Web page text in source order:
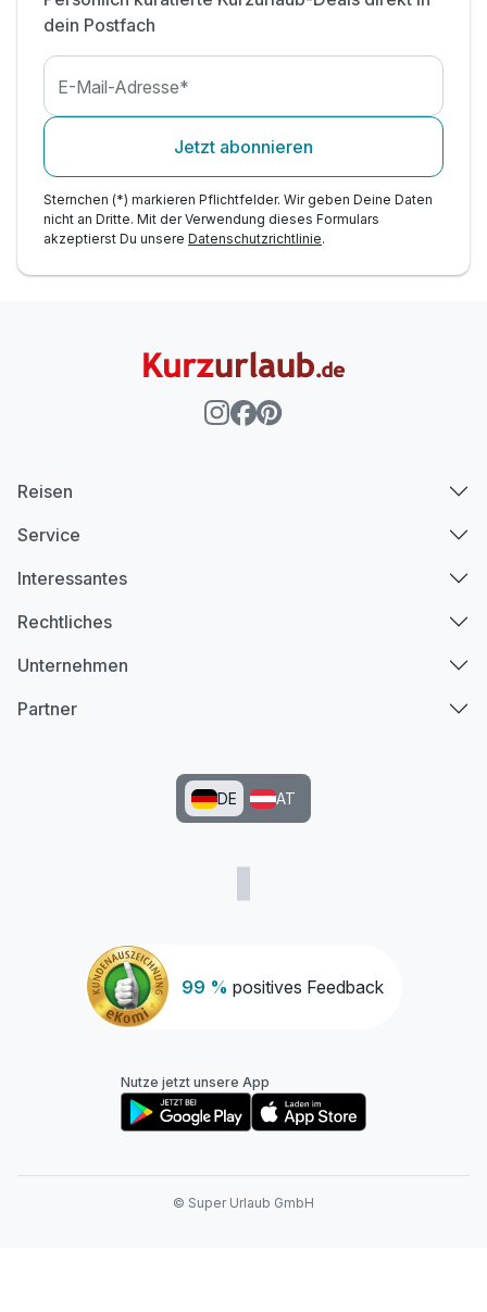
dein Postfach
E-Mail-Adresse*
Jetzt abonnieren
Sternchen (*) markieren Pflichtfelder. Wir geben Deine Daten
nicht an Dritte. Mit der Verwendung dieses Formulars
akzeptierst Du unsere Datenschutzrichtlinie.
99 % positives Feedback
Reisen
Service
Interessantes
Rechtliches
Unternehmen
Partner
DE AT
Nutze jetzt unsere App
© Super Urlaub GmbH